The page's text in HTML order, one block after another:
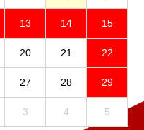
13 14 15
20 21 22
27 28 29
3 4 5